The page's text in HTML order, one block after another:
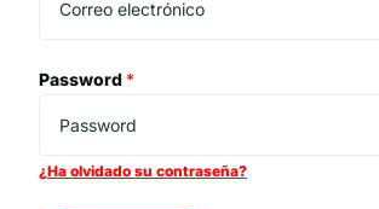
Password *
¿Ha olvidado su contraseña?